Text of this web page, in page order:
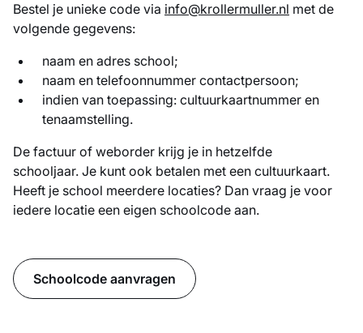
Bestel je unieke code via info@krollermuller.nl met de
volgende gegevens:
naam en adres school;
naam en telefoonnummer contactpersoon;
indien van toepassing: cultuurkaartnummer en
tenaamstelling.
De factuur of weborder krijg je in hetzelfde
schooljaar. Je kunt ook betalen met een cultuurkaart.
Heeft je school meerdere locaties? Dan vraag je voor
iedere locatie een eigen schoolcode aan.
Schoolcode aanvragen